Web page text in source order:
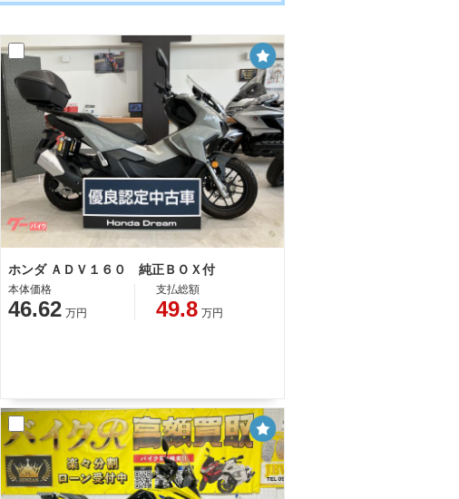
ホンダ ＡＤＶ１６０ 純正ＢＯＸ付
本体価格
46.62 万円
支払総額
49.8 万円